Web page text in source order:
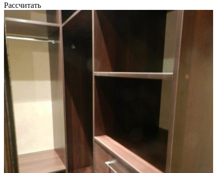
Рассчитать